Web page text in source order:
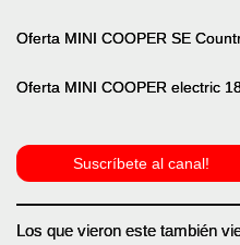
Oferta MINI COOPER SE
Oferta MINI COOPER electric
Suscríbete al canal!
Los que vieron este también